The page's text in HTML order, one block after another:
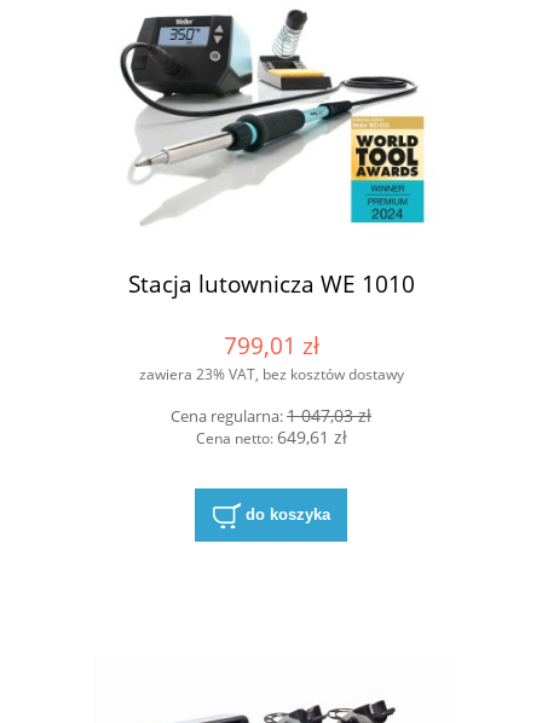
Stacja lutownicza WE 1010
799,01 zł
zawiera 23% VAT, bez kosztów dostawy
Cena regularna:1 047,03 zł
Cena netto:649,61 zł
do koszyka